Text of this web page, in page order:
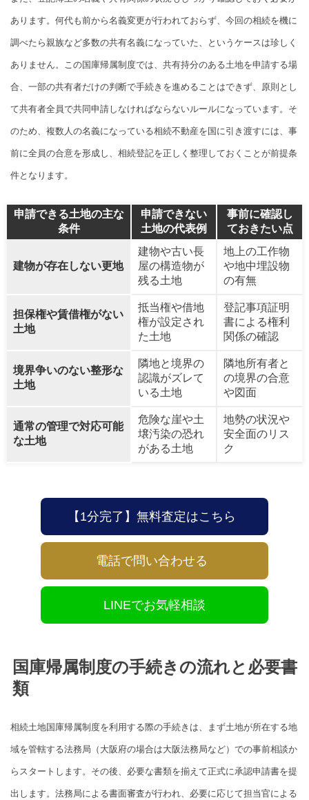
あります。何代も前から名義変更が行われておらず、今回の相続を機に
調べたら親族など多数の共有名義になっていた、というケースは珍しく
ありません。この国庫帰属制度では、共有持分のある土地を申請する場
合、一部の共有者だけの判断で手続きを進めることはできず、原則とし
て共有者全員で共同申請しなければならないルールになっています。そ
のため、複数人の名義になっている相続不動産を国に引き渡すには、事
前に全員の合意を形成し、相続登記を正しく整理しておくことが前提条
件となります。
申請できる土地の主な
条件
申請できない
土地の代表例
事前に確認し
ておきたい点
建物が存在しない更地
建物や古い長
屋の構造物が
残る土地
地上の工作物
や地中埋設物
の有無
担保権や賃借権がない
土地
抵当権や借地
権が設定され
た土地
登記事項証明
書による権利
関係の確認
境界争いのない整形な
土地
隣地と境界の
認識がズレて
いる土地
隣地所有者と
の境界の合意
や図面
通常の管理で対応可能
な土地
危険な崖や土
壌汚染の恐れ
がある土地
地勢の状況や
安全面のリス
ク
【1分完了】無料査定はこちら
電話で問い合わせる
LINEでお気軽相談
国庫帰属制度の手続きの流れと必要書
類
相続土地国庫帰属制度を利用する際の手続きは、まず土地が所在する地
域を管轄する法務局（大阪府の場合は大阪法務局など）での事前相談か
らスタートします。その後、必要な書類を揃えて正式に承認申請書を提
出します。法務局による書面審査が行われ、必要に応じて担当官による